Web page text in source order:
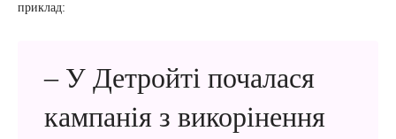
приклад:
– У Детройті почалася
кампанія з викорінення